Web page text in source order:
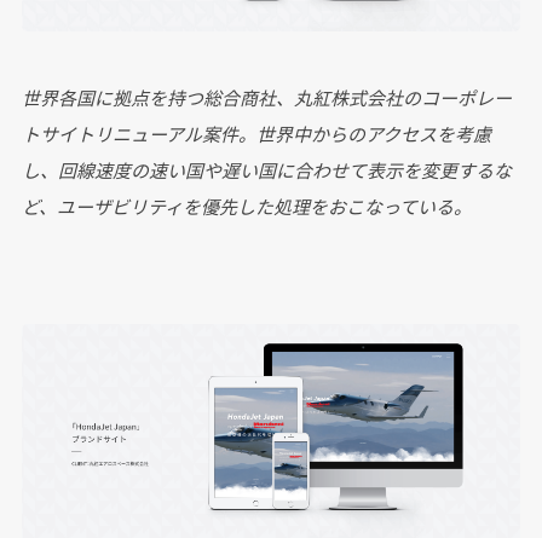
世界各国に拠点を持つ総合商社、丸紅株式会社のコーポレー
トサイトリニューアル案件。世界中からのアクセスを考慮
し、回線速度の速い国や遅い国に合わせて表示を変更するな
ど、ユーザビリティを優先した処理をおこなっている。